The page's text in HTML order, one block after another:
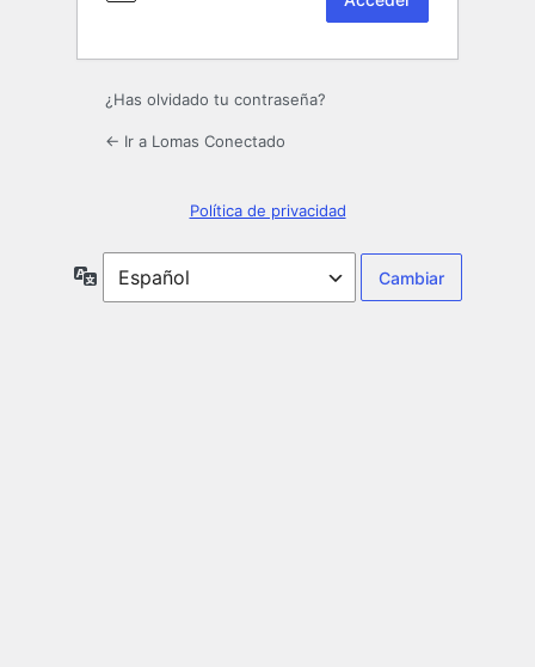
¿Has olvidado tu contraseña?
← Ir a Lomas Conectado
Política de privacidad
Idioma